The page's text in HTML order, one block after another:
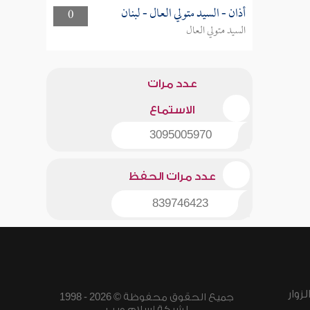
0
أذان - السيد متولي العال - لبنان
السيد متولي العال
عدد مرات
الاستماع
3095005970
عدد مرات الحفظ
839746423
جميع الحقوق محفوظة © 2026 - 1998